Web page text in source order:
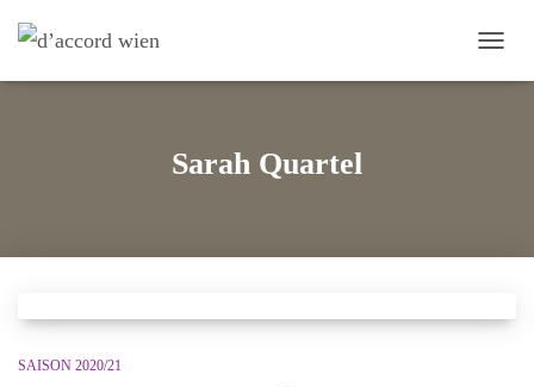
Sarah Quartel
SAISON 2020/21